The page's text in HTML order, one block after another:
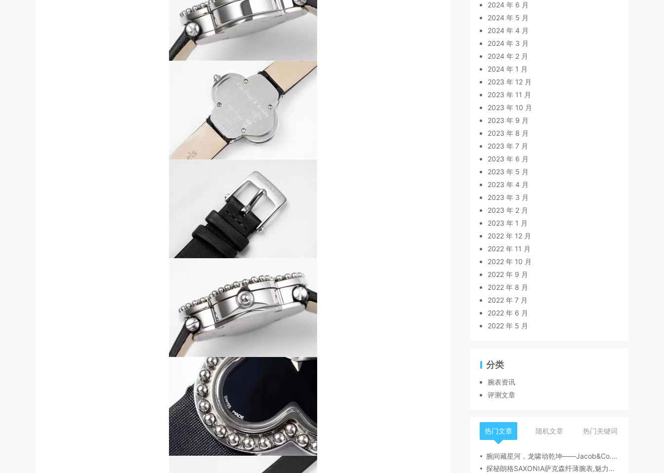
2024 年 6 月
2024 年 5 月
2024 年 4 月
2024 年 3 月
2024 年 2 月
2024 年 1 月
2023 年 12 月
2023 年 11 月
2023 年 10 月
2023 年 9 月
2023 年 8 月
2023 年 7 月
2023 年 6 月
2023 年 5 月
2023 年 4 月
2023 年 3 月
2023 年 2 月
2023 年 1 月
2022 年 12 月
2022 年 11 月
2022 年 10 月
2022 年 9 月
2022 年 8 月
2022 年 7 月
2022 年 6 月
2022 年 5 月
分类
腕表资讯
评测文章
热门文章 随机文章 热门关键词
腕间藏星河，龙啸动乾坤——Jacob&Co.杰克宝天体系列祥龙款艺术腕表解析
探秘朗格SAXONIA萨克森纤薄腕表,魅力究竟何在？